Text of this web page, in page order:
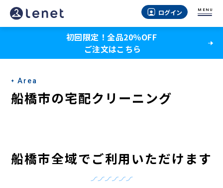
船
橋
の
宅
配
ー
ニ
ログイン MENU
初回限定！全品20％OFF
ご注文はこちら
Area
船橋市の宅配クリーニング
船橋市全域でご利用いただけます